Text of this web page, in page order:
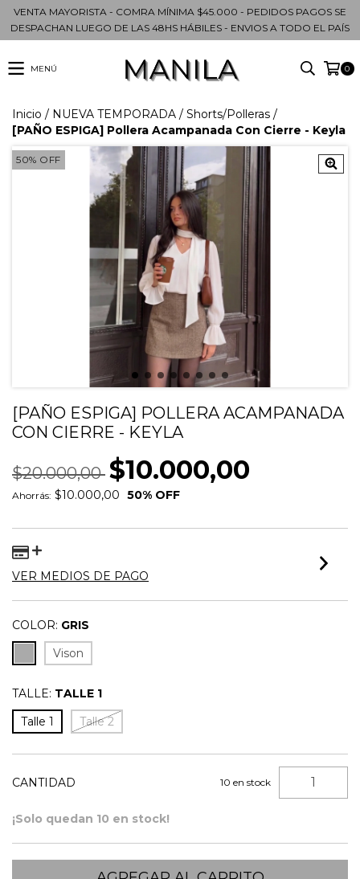
VENTA MAYORISTA - COMRA MÍNIMA $45.000 - PEDIDOS PAGOS SE
DESPACHAN LUEGO DE LAS 48HS HÁBILES - ENVIOS A TODO EL PAÍS
MENÚ 0
Inicio / NUEVA TEMPORADA / Shorts/Polleras /
[PAÑO ESPIGA] Pollera Acampanada Con Cierre - Keyla
50% OFF
[PAÑO ESPIGA] POLLERA ACAMPANADA
CON CIERRE - KEYLA
$20.000,00 $10.000,00
Ahorrás: $10.000,00 50% OFF
VER MEDIOS DE PAGO
COLOR: GRIS
Vison
TALLE: TALLE 1
Talle 1
Talle 2
CANTIDAD 10 en stock
¡Solo quedan 10 en stock!